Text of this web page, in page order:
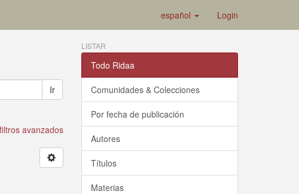
español Login
Ir
avanzados
LISTAR
Todo Ridaa
Comunidades & Colecciones
Por fecha de publicación
Autores
Títulos
Materias